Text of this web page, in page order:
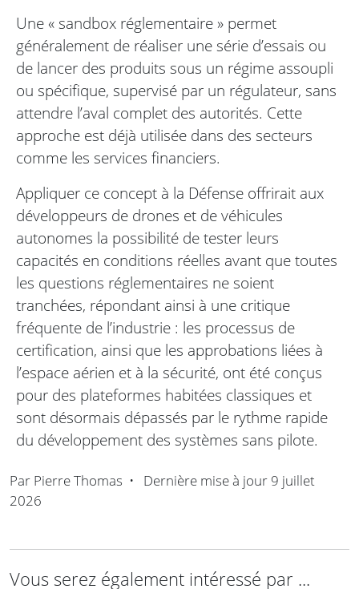
Une « sandbox réglementaire » permet
généralement de réaliser une série d’essais ou
de lancer des produits sous un régime assoupli
ou spécifique, supervisé par un régulateur, sans
attendre l’aval complet des autorités. Cette
approche est déjà utilisée dans des secteurs
comme les services financiers.
Appliquer ce concept à la Défense offrirait aux
développeurs de drones et de véhicules
autonomes la possibilité de tester leurs
capacités en conditions réelles avant que toutes
les questions réglementaires ne soient
tranchées, répondant ainsi à une critique
fréquente de l’industrie : les processus de
certification, ainsi que les approbations liées à
l’espace aérien et à la sécurité, ont été conçus
pour des plateformes habitées classiques et
sont désormais dépassés par le rythme rapide
du développement des systèmes sans pilote.
Par Pierre Thomas • Dernière mise à jour 9 juillet
2026
Vous serez également intéressé par ...